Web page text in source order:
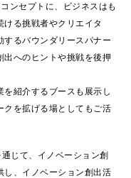
ンセプトに、ビジネスはも
る挑戦者やクリエイタ
するバウンダリースパナー
出へのヒントや挑戦を後押
紹介するブースも展示し
クを拡げる場としてもご活
じて、イノベーション創
し、イノベーション創出活